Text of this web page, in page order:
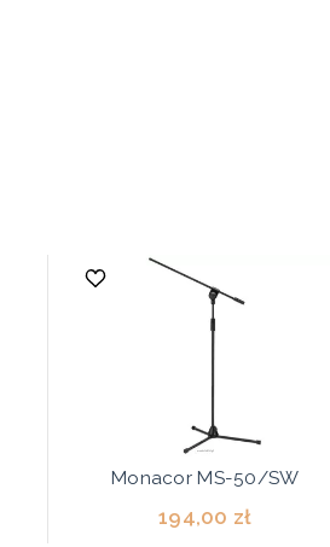
Monacor MS-50/SW
194,00 zł